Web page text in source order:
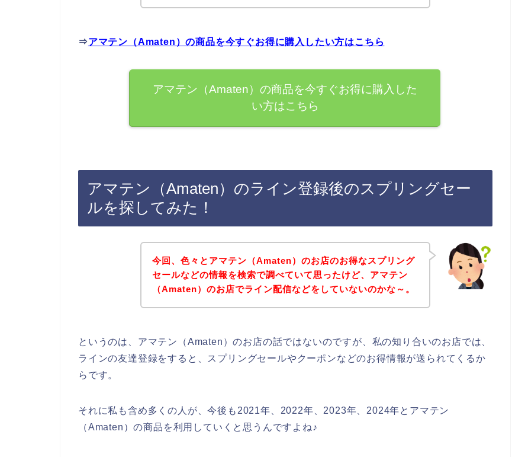
⇒アマテン（Amaten）の商品を今すぐお得に購入したい方はこちら
アマテン（Amaten）の商品を今すぐお得に購入した
い方はこちら
アマテン（Amaten）のライン登録後のスプリングセー
ルを探してみた！
今回、色々とアマテン（Amaten）のお店のお得なスプリング
セールなどの情報を検索で調べていて思ったけど、アマテン
（Amaten）のお店でライン配信などをしていないのかな～。
というのは、アマテン（Amaten）のお店の話ではないのですが、私の知り合いのお店では、
ラインの友達登録をすると、スプリングセールやクーポンなどのお得情報が送られてくるか
らです。
それに私も含め多くの人が、今後も2021年、2022年、2023年、2024年とアマテン
（Amaten）の商品を利用していくと思うんですよね♪